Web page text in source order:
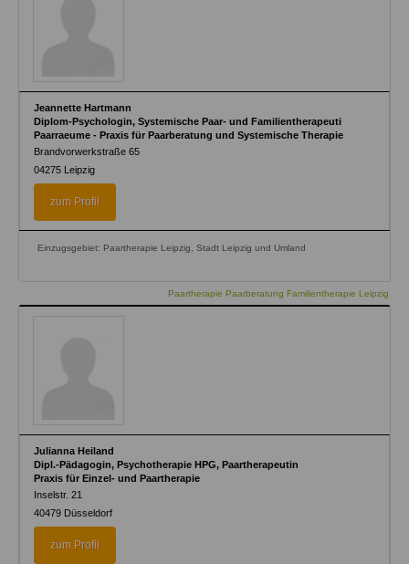
Jeannette Hartmann
Diplom-Psychologin, Systemische Paar- und Familientherapeuti
Paarraeume - Praxis für Paarberatung und Systemische Therapie
Brandvorwerkstraße 65
04275 Leipzig
zum Profil
Einzugsgebiet: Paartherapie Leipzig, Stadt Leipzig und Umland
Paartherapie Paarberatung Familientherapie Leipzig
Julianna Heiland
Dipl.-Pädagogin, Psychotherapie HPG, Paartherapeutin
Praxis für Einzel- und Paartherapie
Inselstr. 21
40479 Düsseldorf
zum Profil